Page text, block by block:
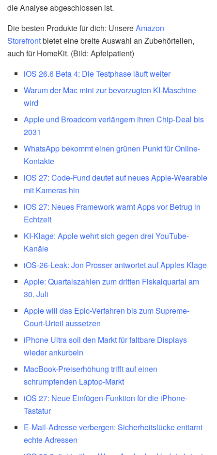
die Analyse abgeschlossen ist.
Die besten Produkte für dich: UnsereAmazon
Storefrontbietet eine breite Auswahl an Zubehörteilen,
auch für HomeKit. (Bild: Apfelpatient)
iOS 26.6 Beta 4: Die Testphase läuft weiter
Warum der Mac mini zur bevorzugten KI-Maschine
wird
Apple und Broadcom verlängern ihren Chip-Deal bis
2031
WhatsApp bekommt einen grünen Punkt für Online-
Kontakte
iOS 27: Code-Fund deutet auf neues Apple-Wearable
mit Kameras hin
iOS 27: Neues Framework warnt Apps vor Betrug in
Echtzeit
KI-Klage: Apple wehrt sich gegen drei YouTube-
Kanäle
iOS-26-Leak: Jon Prosser antwortet auf Apples Klage
Apple: Quartalszahlen zum dritten Fiskalquartal am
30. Juli
Apple will das Epic-Verfahren bis zum Supreme-
Court-Urteil aussetzen
iPhone Ultra soll den Markt für faltbare Displays
wieder ankurbeln
MacBook-Preiserhöhung trifft auf einen
schrumpfenden Laptop-Markt
iOS 27: Neue Einfügen-Funktion für die iPhone-
Tastatur
E-Mail-Adresse verbergen: Sicherheitslücke enttarnt
echte Adressen